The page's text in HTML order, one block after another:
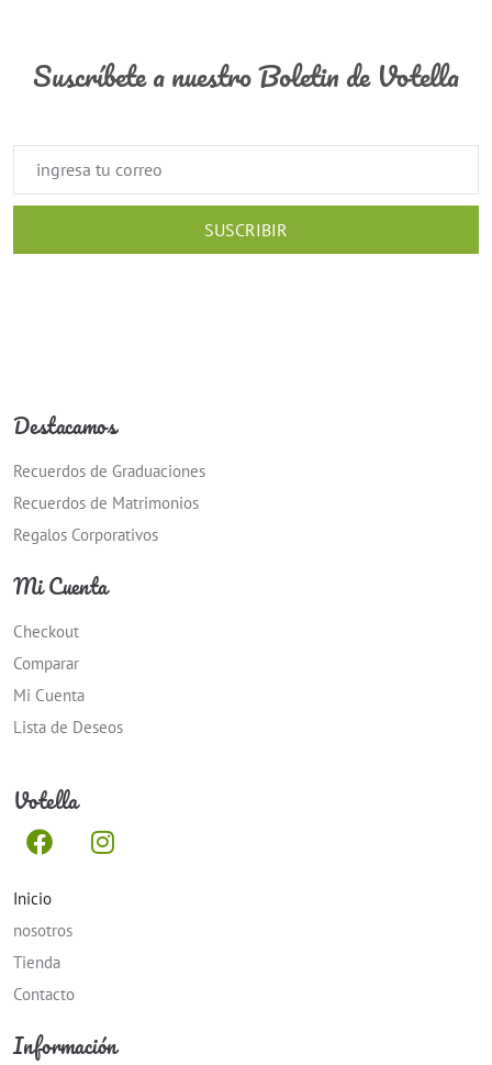
Suscríbete a nuestro Boletin de Votella
SUSCRIBIR
Destacamos
Recuerdos de Graduaciones
Recuerdos de Matrimonios
Regalos Corporativos
Mi Cuenta
Checkout
Comparar
Mi Cuenta
Lista de Deseos
Votella
Inicio
nosotros
Tienda
Contacto
Información